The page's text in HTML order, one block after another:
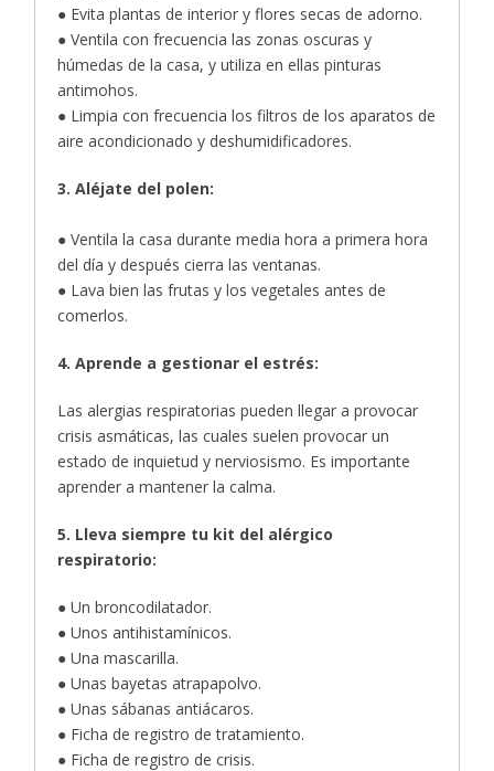
● Evita plantas de interior y flores secas de adorno.
● Ventila con frecuencia las zonas oscuras y
húmedas de la casa, y utiliza en ellas pinturas
antimohos.
● Limpia con frecuencia los filtros de los aparatos de
aire acondicionado y deshumidificadores.
3. Aléjate del polen:
● Ventila la casa durante media hora a primera hora
del día y después cierra las ventanas.
● Lava bien las frutas y los vegetales antes de
comerlos.
4. Aprende a gestionar el estrés:
Las alergias respiratorias pueden llegar a provocar
crisis asmáticas, las cuales suelen provocar un
estado de inquietud y nerviosismo. Es importante
aprender a mantener la calma.
5. Lleva siempre tu kit del alérgico
respiratorio:
● Un broncodilatador.
● Unos antihistamínicos.
● Una mascarilla.
● Unas bayetas atrapapolvo.
● Unas sábanas antiácaros.
● Ficha de registro de tratamiento.
● Ficha de registro de crisis.